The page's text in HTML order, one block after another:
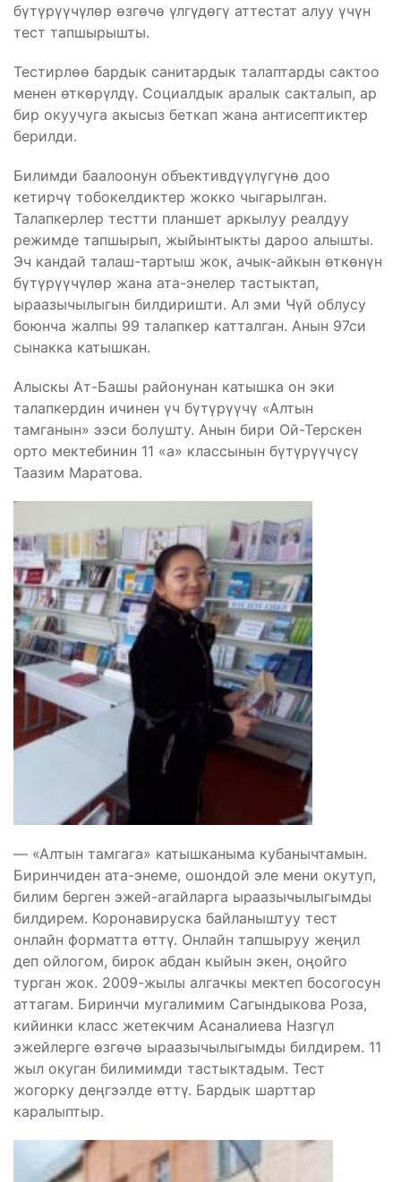
бүтүрүүчүлөр өзгөчө үлгүдөгү аттестат алуу үчүн
тест тапшырышты.
Тестирлөө бардык санитардык талаптарды сактоо
менен өткөрүлдү. Социалдык аралык сакталып, ар
бир окуучуга акысыз беткап жана антисептиктер
берилди.
Билимди баалоонун объективдүүлүгүнө доо
кетирчү тобокелдиктер жокко чыгарылган.
Талапкерлер тестти планшет аркылуу реалдуу
режимде тапшырып, жыйынтыкты дароо алышты.
Эч кандай талаш-тартыш жок, ачык-айкын өткөнүн
бүтүрүүчүлөр жана ата-энелер тастыктап,
ыраазычылыгын билдиришти. Ал эми Чүй облусу
боюнча жалпы 99 талапкер катталган. Анын 97си
сынакка катышкан.
Алыскы Ат-Башы районунан катышка он эки
талапкердин ичинен үч бүтүрүүчү «Алтын
тамганын» ээси болушту. Анын бири Ой-Терскен
орто мектебинин 11 «а» классынын бүтүрүүчүсү
Таазим Маратова.
— «Алтын тамгага» катышканыма кубанычтамын.
Биринчиден ата-энеме, ошондой эле мени окутуп,
билим берген эжей-агайларга ыраазычылыгымды
билдирем. Коронавируска байланыштуу тест
онлайн форматта өттү. Онлайн тапшыруу жеңил
деп ойлогом, бирок абдан кыйын экен, оңойго
турган жок. 2009-жылы алгачкы мектеп босогосун
аттагам. Биринчи мугалимим Сагындыкова Роза,
кийинки класс жетекчим Асаналиева Назгүл
эжейлерге өзгөчө ыраазычылыгымды билдирем. 11
жыл окуган билимимди тастыктадым. Тест
жогорку деңгээлде өттү. Бардык шарттар
каралыптыр.